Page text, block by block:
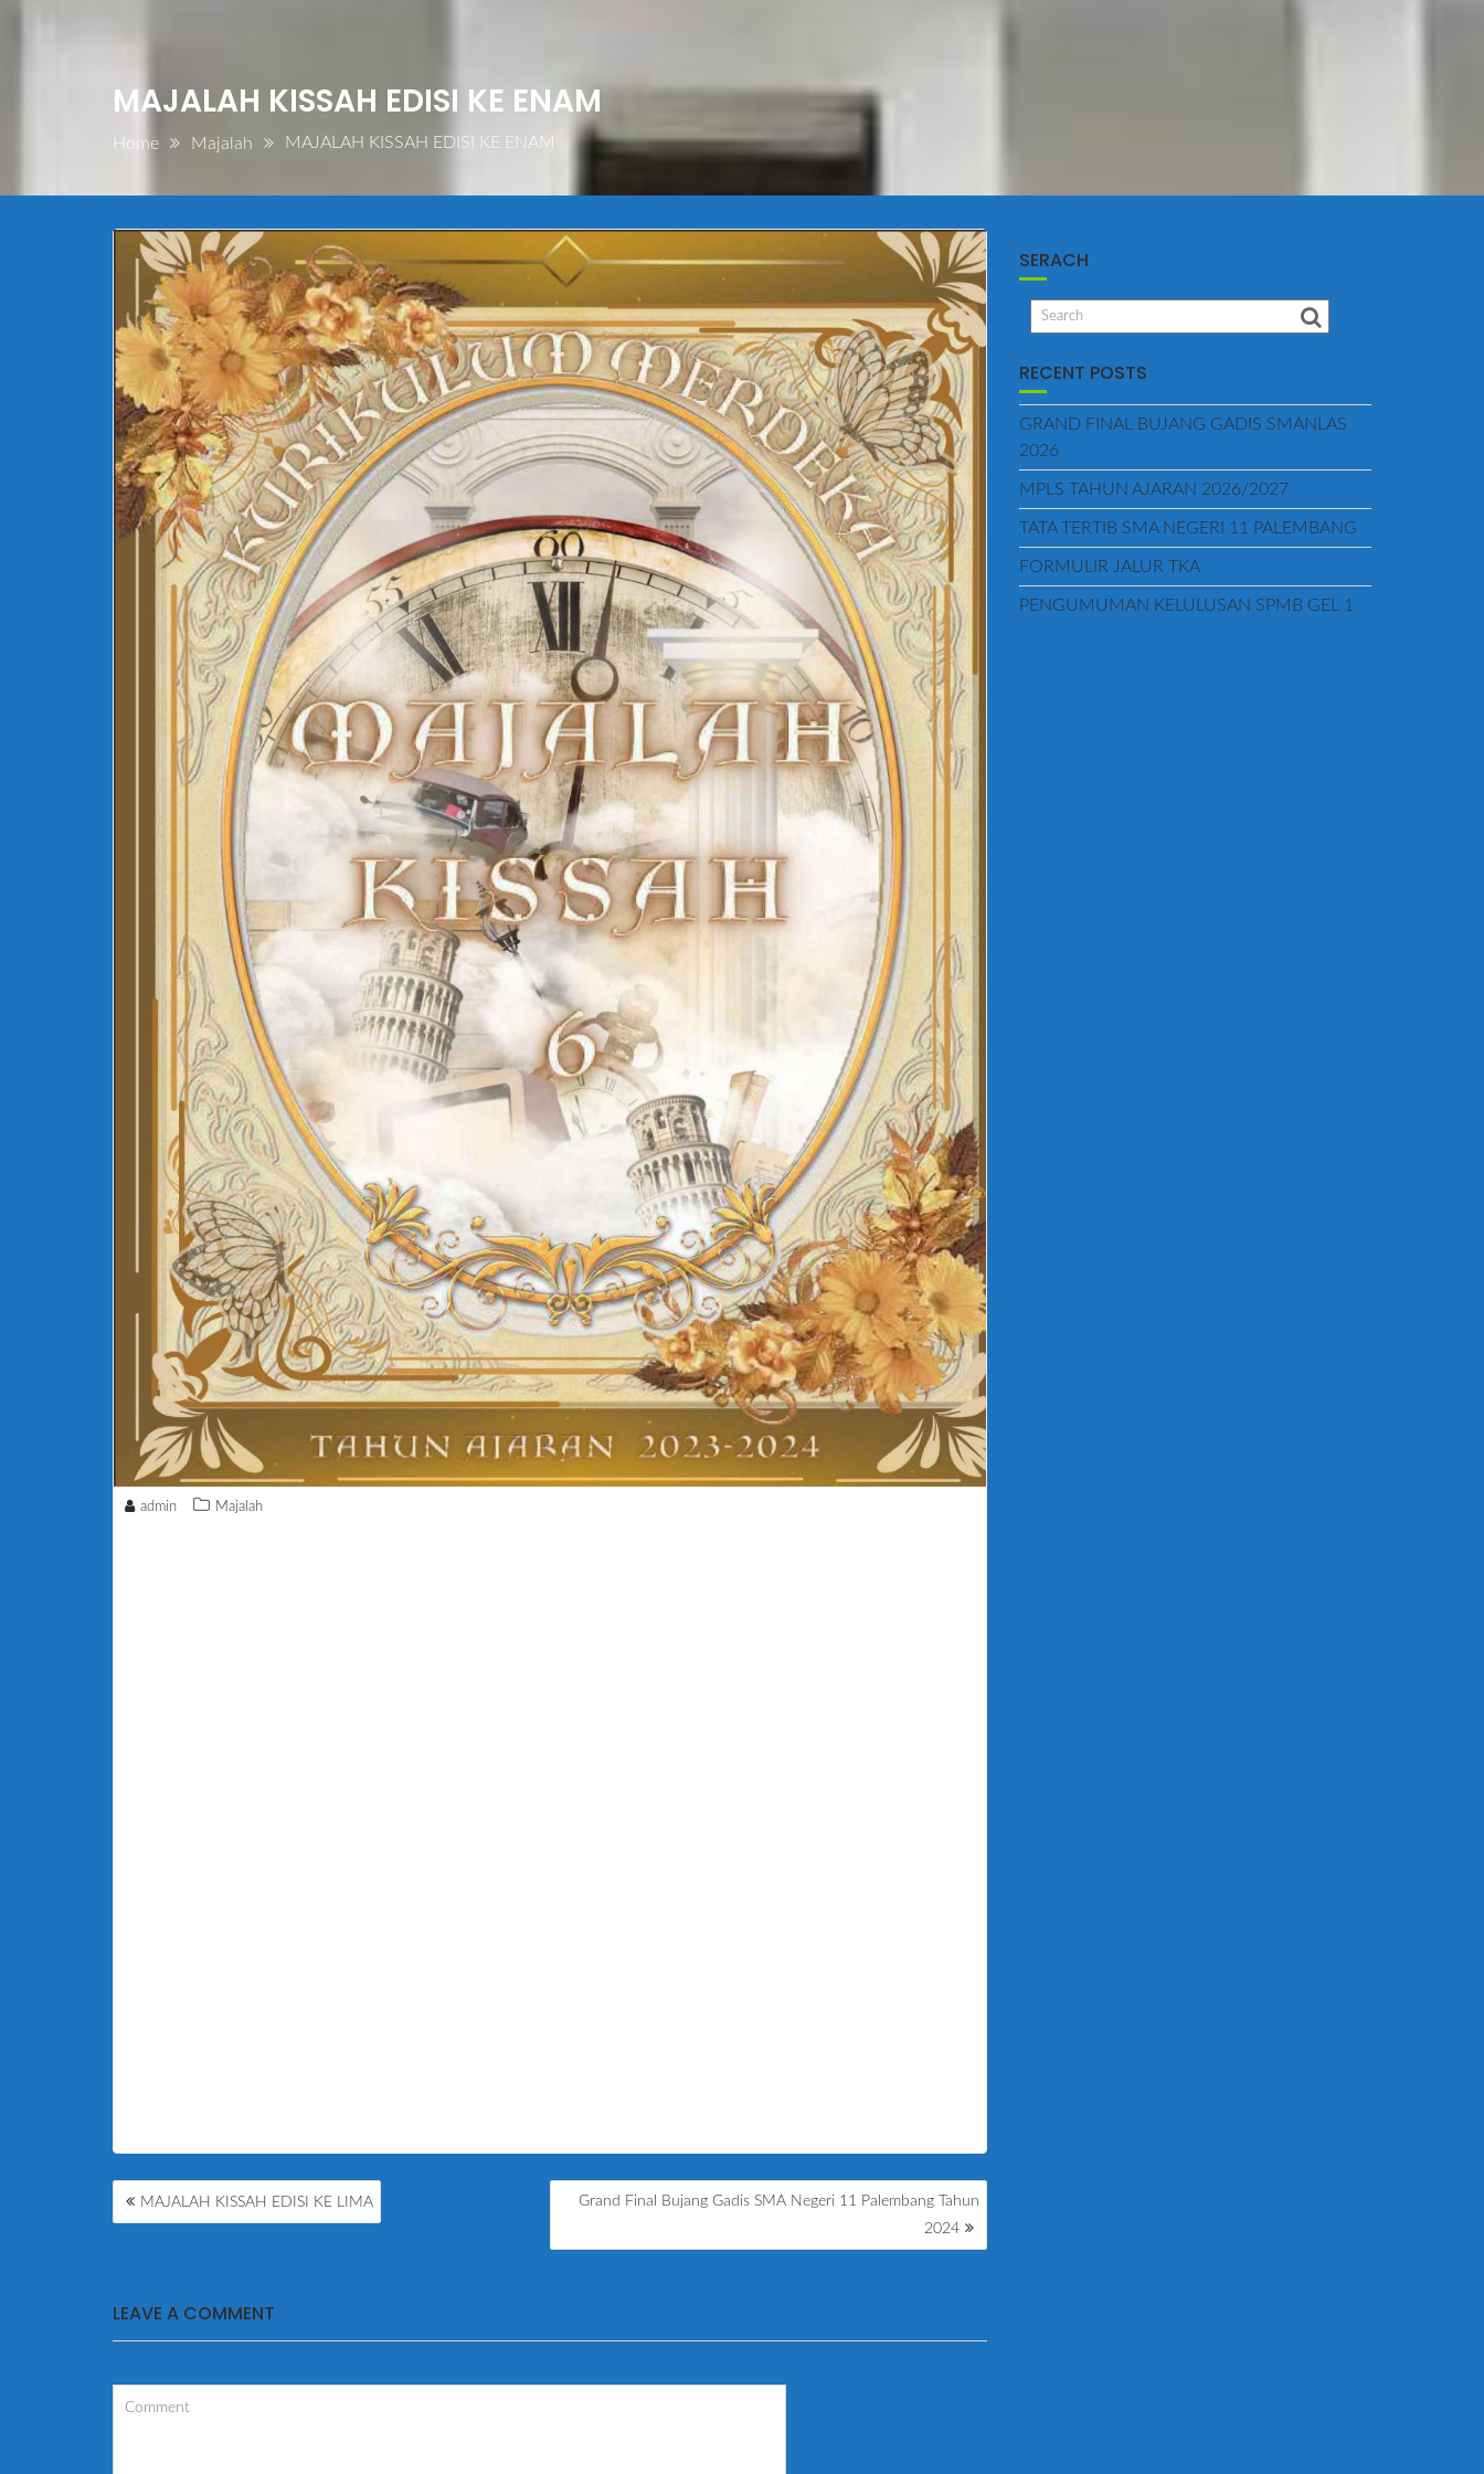
MAJALAH KISSAH EDISI KE ENAM
Home Majalah MAJALAH KISSAH EDISI KE ENAM
admin Majalah
POST
NAVIGATION
MAJALAH KISSAH EDISI KE LIMA
Grand Final Bujang Gadis SMA Negeri 11 Palembang Tahun
2024
LEAVE A COMMENT
SERACH
RECENT POSTS
GRAND FINAL BUJANG GADIS SMANLAS
2026
MPLS TAHUN AJARAN 2026/2027
TATA TERTIB SMA NEGERI 11 PALEMBANG
FORMULIR JALUR TKA
PENGUMUMAN KELULUSAN SPMB GEL 1